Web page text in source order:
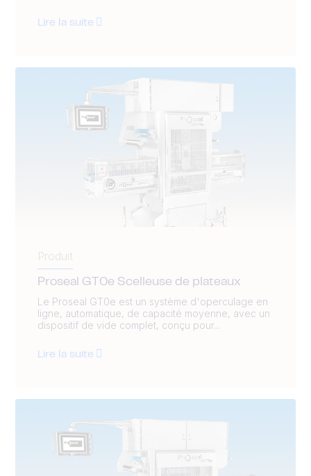
Lire la suite
Produit
Proseal GT0e Scelleuse de plateaux
Le Proseal GT0e est un système d'operculage en
ligne, automatique, de capacité moyenne, avec un
dispositif de vide complet, conçu pour...
Lire la suite